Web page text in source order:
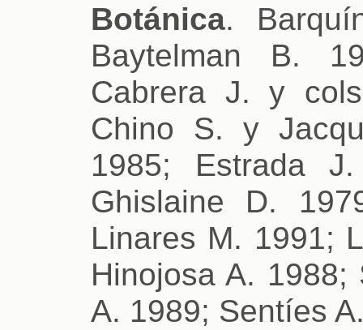
Botánica.
Baytelman B.
Cabrera J. y
Chino S. y
1985; Estrada
Ghislaine D.
Linares M. 1991;
Hinojosa A. 1988;
A. 1989; Sentíes